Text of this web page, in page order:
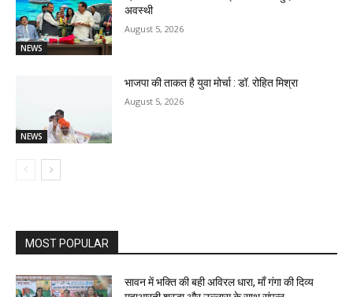
NEWS
अवस्थी
August 5, 2026
NEWS
भाजपा की ताकत है युवा मोर्चा : डॉ. रोहित मिश्रा
August 5, 2026
MOST POPULAR
सावन में भक्ति की बही अविरल धारा, माँ गंगा की दिव्य